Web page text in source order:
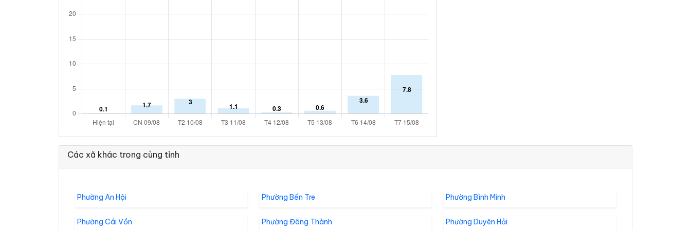
Các xã khác trong cùng tỉnh
Phường An Hội Phường Bến Tre Phường Bình Minh
Phường Cái Vồn Phường Đông Thành Phường Duyên Hải